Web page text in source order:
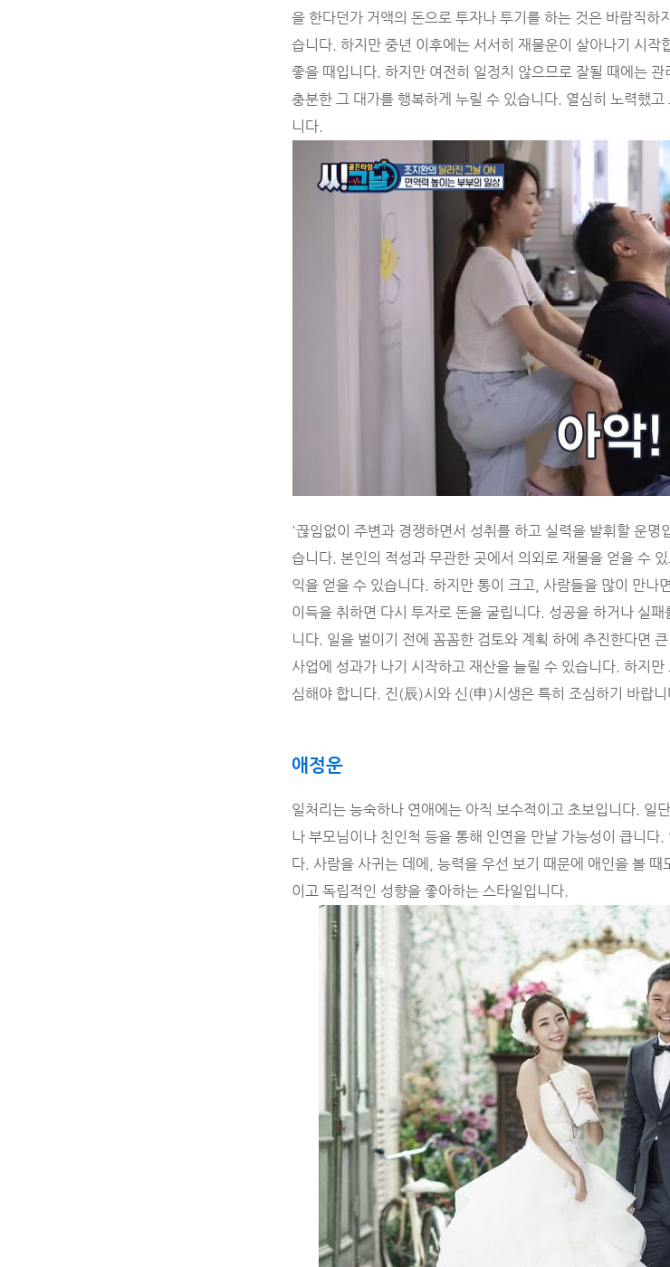
을 한다던가 거액의 돈으로 투자나 투기를 하는 것은 바람직하
습니다. 하지만 중년 이후에는 서서히 재물운이 살아나기 시작
좋을 때입니다. 하지만 여전히 일정치 않으므로 잘될 때에는
충분한 그 대가를 행복하게 누릴 수 있습니다. 열심히 노력했
니다.
'끊임없이 주변과 경쟁하면서 성취를 하고 실력을 발휘할 운명
습니다. 본인의 적성과 무관한 곳에서 의외로 재물을 얻을 수
익을 얻을 수 있습니다. 하지만 통이 크고, 사람들을 많이 만나
이득을 취하면 다시 투자로 돈을 굴립니다. 성공을 하거나 실
니다. 일을 벌이기 전에 꼼꼼한 검토와 계획 하에 추진한다면
사업에 성과가 나기 시작하고 재산을 늘릴 수 있습니다. 하지
심해야 합니다. 진(辰)시와 신(申)시생은 특히 조심하기 바랍니
애정운
일처리는 능숙하나 연애에는 아직 보수적이고 초보입니다. 일
나 부모님이나 친인척 등을 통해 인연을 만날 가능성이 큽니다
다. 사람을 사귀는 데에, 능력을 우선 보기 때문에 애인을 볼
이고 독립적인 성향을 좋아하는 스타일입니다.